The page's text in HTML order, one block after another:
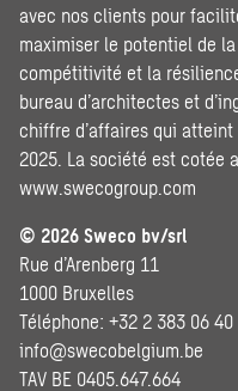
avec nos clients pour
maximiser le potentiel de
compétitivité et la
bureau d’architectes et
chiffre d’affaires qui atteint
2025. La société est cotée
www.swecogroup.com
© 2026 Sweco bv/srl
Rue d’Arenberg 11
1000 Bruxelles
Téléphone: +32 2 383 06 40
info@swecobelgium.be
TAV BE 0405.647.664